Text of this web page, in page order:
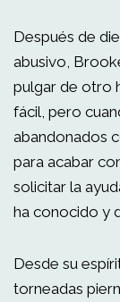
Después de
abusivo,
pulgar de otro
fácil, pero
abandonados
para acabar
solicitar la
ha conocido y
Desde su
torneadas